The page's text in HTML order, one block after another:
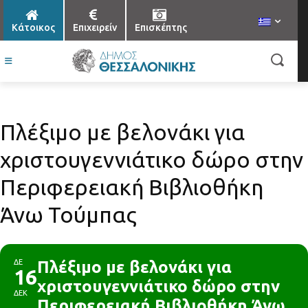
Κάτοικος Επιχειρείν Επισκέπτης
Πλέξιμο με βελονάκι για
χριστουγεννιάτικο δώρο στην
Περιφερειακή Βιβλιοθήκη
Άνω Τούμπας
ΔΕ
16
ΔΕΚ
Πλέξιμο με βελονάκι για
χριστουγεννιάτικο δώρο στην